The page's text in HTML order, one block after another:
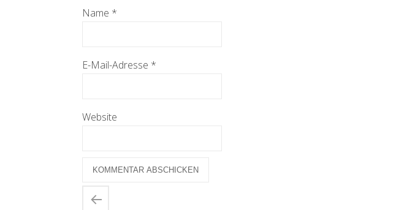
Name *
E-Mail-Adresse *
Website